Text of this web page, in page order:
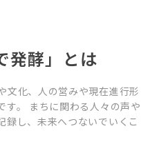
発酵」とは
文化、人の営みや現在進行形
す。 まちに関わる人々の声や
録し、未来へつないでいくこ